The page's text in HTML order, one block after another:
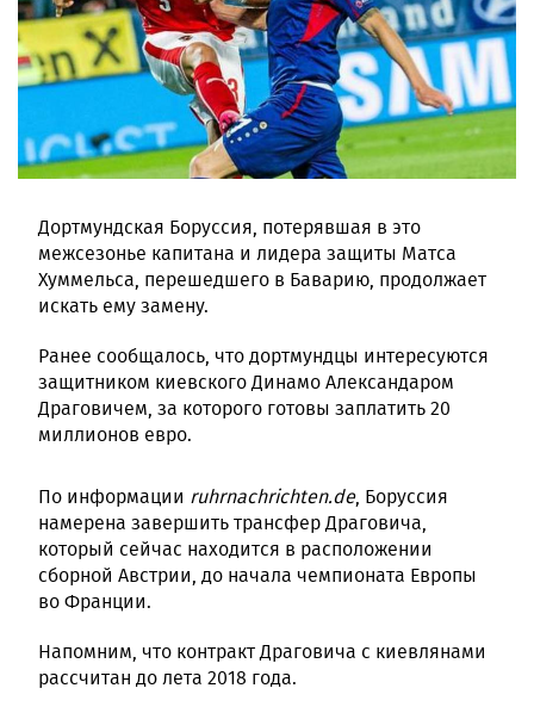
Дортмундская Боруссия, потерявшая в это
межсезонье капитана и лидера защиты Матса
Хуммельса, перешедшего в Баварию, продолжает
искать ему замену.
Ранее сообщалось, что дортмундцы интересуются
защитником киевского Динамо Александаром
Драговичем, за которого готовы заплатить 20
миллионов евро.
По информации ruhrnachrichten.de, Боруссия
намерена завершить трансфер Драговича,
который сейчас находится в расположении
сборной Австрии, до начала чемпионата Европы
во Франции.
Напомним, что контракт Драговича с киевлянами
рассчитан до лета 2018 года.